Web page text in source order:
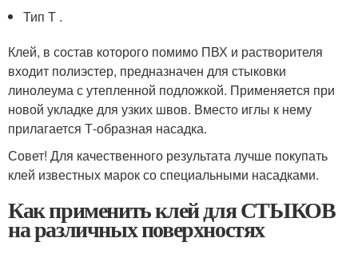
Тип Т .
Клей, в состав которого помимо ПВХ и растворителя
входит полиэстер, предназначен для стыковки
линолеума с утепленной подложкой. Применяется при
новой укладке для узких швов. Вместо иглы к нему
прилагается Т-образная насадка.
Совет! Для качественного результата лучше покупать
клей известных марок со специальными насадками.
Как применить клей для СТЫКОВ
на различных поверхностях